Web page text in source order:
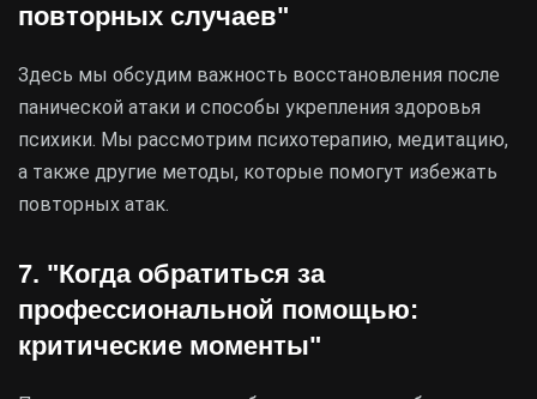
повторных случаев"
Здесь мы обсудим важность восстановления после
панической атаки и способы укрепления здоровья
психики. Мы рассмотрим психотерапию, медитацию,
а также другие методы, которые помогут избежать
повторных атак.
7. "Когда обратиться за
профессиональной помощью:
критические моменты"